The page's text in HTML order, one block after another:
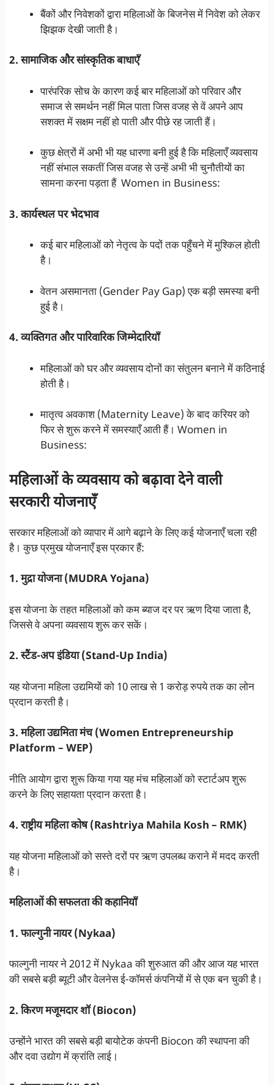
बैंकों और निवेशकों द्वारा महिलाओं के बिजनेस में निवेश को लेकर
झिझक देखी जाती है।
2. सामाजिक और सांस्कृतिक बाधाएँ
पारंपरिक सोच के कारण कई बार महिलाओं को परिवार और
समाज से समर्थन नहीं मिल पाता जिस वजह से वें अपने आप
सशक्त में सक्षम नहीं हो पाती और पीछे रह जाती हैं।
कुछ क्षेत्रों में अभी भी यह धारणा बनी हुई है कि महिलाएँ व्यवसाय
नहीं संभाल सकतीं जिस वजह से उन्हें अभी भी चुनौतीयों का
सामना करना पड़ता हैं Women in Business:
3. कार्यस्थल पर भेदभाव
कई बार महिलाओं को नेतृत्व के पदों तक पहुँचने में मुश्किल होती
है।
वेतन असमानता (Gender Pay Gap) एक बड़ी समस्या बनी
हुई है।
4. व्यक्तिगत और पारिवारिक जिम्मेदारियाँ
महिलाओं को घर और व्यवसाय दोनों का संतुलन बनाने में कठिनाई
होती है।
मातृत्व अवकाश (Maternity Leave) के बाद करियर को
फिर से शुरू करने में समस्याएँ आती हैं। Women in
Business:
महिलाओं के व्यवसाय को बढ़ावा देने वाली
सरकारी योजनाएँ
सरकार महिलाओं को व्यापार में आगे बढ़ाने के लिए कई योजनाएँ चला रही
है। कुछ प्रमुख योजनाएँ इस प्रकार हैं:
1. मुद्रा योजना (MUDRA Yojana)
इस योजना के तहत महिलाओं को कम ब्याज दर पर ऋण दिया जाता है,
जिससे वे अपना व्यवसाय शुरू कर सकें।
2. स्टैंड-अप इंडिया (Stand-Up India)
यह योजना महिला उद्यमियों को 10 लाख से 1 करोड़ रुपये तक का लोन
प्रदान करती है।
3. महिला उद्यमिता मंच (Women Entrepreneurship
Platform – WEP)
नीति आयोग द्वारा शुरू किया गया यह मंच महिलाओं को स्टार्टअप शुरू
करने के लिए सहायता प्रदान करता है।
4. राष्ट्रीय महिला कोष (Rashtriya Mahila Kosh – RMK)
यह योजना महिलाओं को सस्ते दरों पर ऋण उपलब्ध कराने में मदद करती
है।
महिलाओं की सफलता की कहानियाँ
1. फाल्गुनी नायर (Nykaa)
फाल्गुनी नायर ने 2012 में Nykaa की शुरुआत की और आज यह भारत
की सबसे बड़ी ब्यूटी और वेलनेस ई-कॉमर्स कंपनियों में से एक बन चुकी है।
2. किरण मजूमदार शॉ (Biocon)
उन्होंने भारत की सबसे बड़ी बायोटेक कंपनी Biocon की स्थापना की
और दवा उद्योग में क्रांति लाई।